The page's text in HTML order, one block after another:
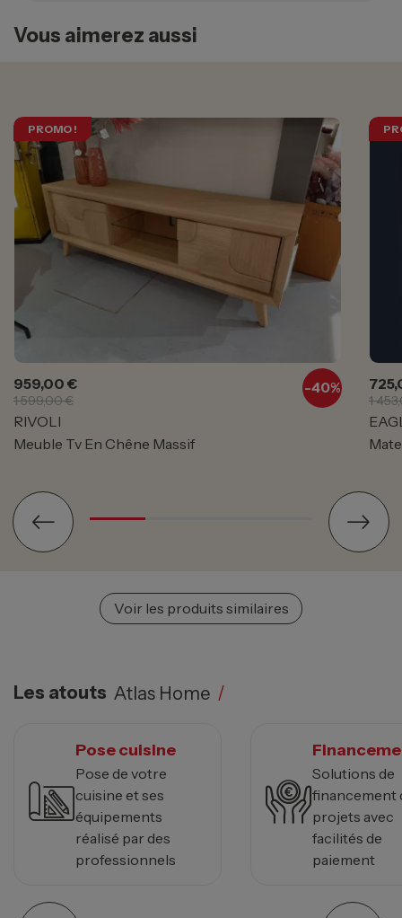
Vous aimerez aussi
PROMO !
-40%
Prix
959,00 €Prix de base
1 599,00 €
RIVOLI
Meuble Tv En Chêne Massif
Prix
1
Voir les produits similaires
Les atouts Atlas Home /
Pose cuisine
Pose de votre
cuisine et ses
équipements
réalisé par des
professionnels
Solutions de
financement
projets avec
facilités de
paiement